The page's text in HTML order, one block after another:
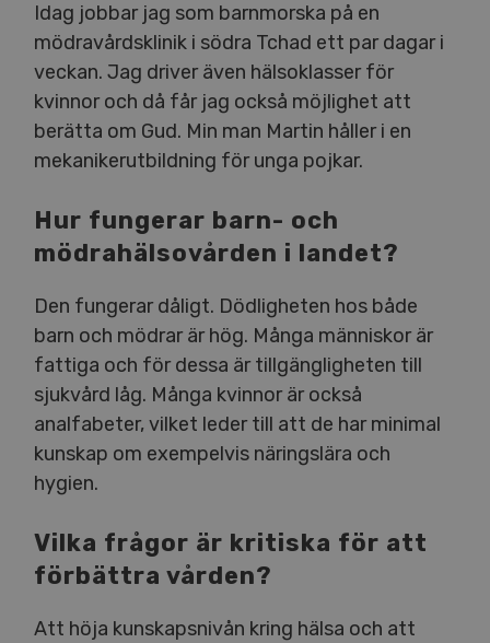
Idag jobbar jag som barnmorska på en
mödravårdsklinik i södra Tchad ett par dagar i
veckan. Jag driver även hälsoklasser för
kvinnor och då får jag också möjlighet att
berätta om Gud. Min man Martin håller i en
mekanikerutbildning för unga pojkar.
Hur fungerar barn- och
mödrahälsovården i landet?
Den fungerar dåligt. Dödligheten hos både
barn och mödrar är hög. Många människor är
fattiga och för dessa är tillgängligheten till
sjukvård låg. Många kvinnor är också
analfabeter, vilket leder till att de har minimal
kunskap om exempelvis näringslära och
hygien.
Vilka frågor är kritiska för att
förbättra vården?
Att höja kunskapsnivån kring hälsa och att